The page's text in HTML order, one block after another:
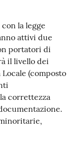
la legge
attivi due
portatori di
il livello dei
(composto
correttezza